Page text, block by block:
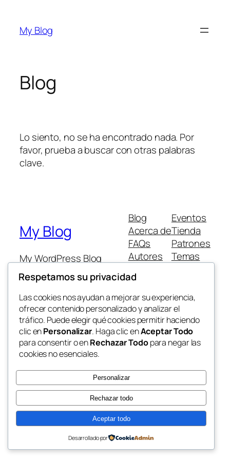
contenido
My Blog
Blog
Lo siento, no se ha encontrado nada. Por
favor, prueba a buscar con otras palabras
clave.
My Blog
My WordPress Blog
Blog
Acerca de
FAQs
Autores
Eventos
Tienda
Patrones
Temas
Twenty Twenty-Five Diseñado conWordPress
Respetamos su privacidad
Las cookies nos ayudan a mejorar su experiencia,
ofrecer contenido personalizado y analizar el
tráfico. Puede elegir qué cookies permitir haciendo
clic enPersonalizar. Haga clic enAceptar Todo
para consentir o enRechazar Todopara negar las
cookies no esenciales.
Personalizar
Rechazar todo
Aceptar todo
Desarrollado por